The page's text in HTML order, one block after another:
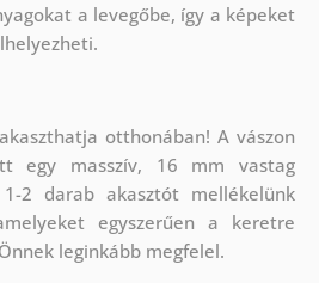
a levegőbe, így a képeket
otthonában! A vászon
egy masszív, 16 mm vastag
2 darab akasztót mellékelünk
egyszerűen a keretre
leginkább megfelel.